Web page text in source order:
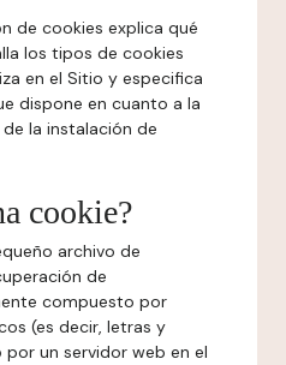
de cookies explica qué
los tipos de cookies
en el Sitio y especifica
dispone en cuanto a la
la instalación de
cookie?
archivo de
de
compuesto por
(es decir, letras y
un servidor web en el